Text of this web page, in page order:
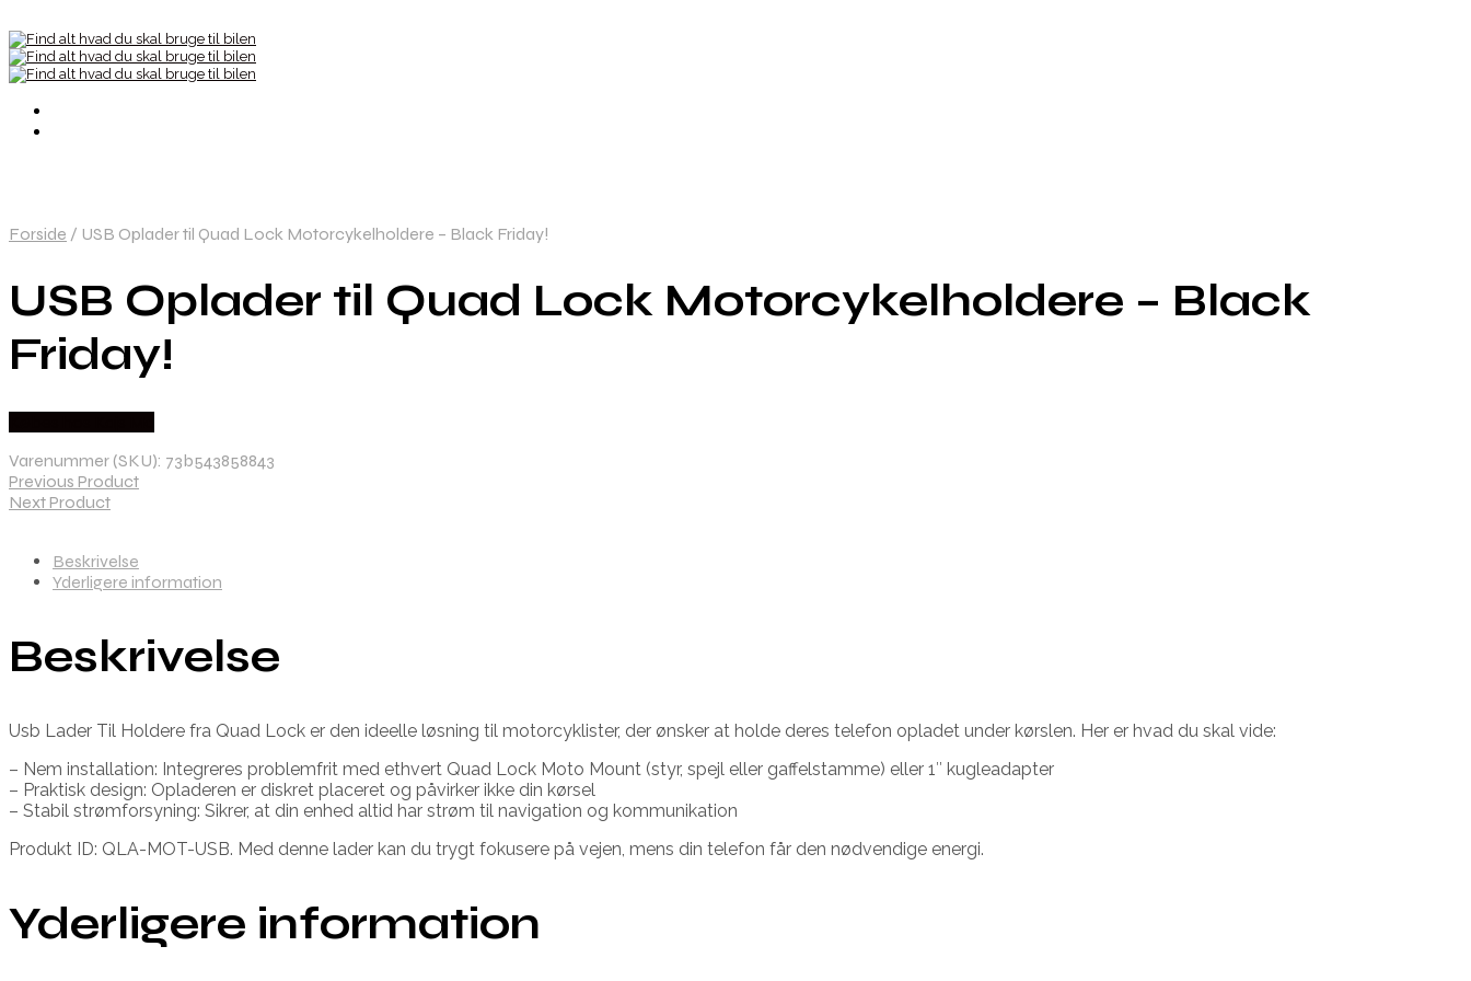
Forside / USB Oplader til Quad Lock Motorcykelholdere – Black Friday!
USB Oplader til Quad Lock Motorcykelholdere – Black
Friday!
Varenummer (SKU): 73b543858843
Previous Product
Next Product
Beskrivelse
Yderligere information
Beskrivelse
Usb Lader Til Holdere fra Quad Lock er den ideelle løsning til motorcyklister, der ønsker at holde deres telefon opladet under kørslen. Her er hvad du skal vide:
– Nem installation: Integreres problemfrit med ethvert Quad Lock Moto Mount (styr, spejl eller gaffelstamme) eller 1″ kugleadapter
– Praktisk design: Opladeren er diskret placeret og påvirker ikke din kørsel
– Stabil strømforsyning: Sikrer, at din enhed altid har strøm til navigation og kommunikation
Produkt ID: QLA-MOT-USB. Med denne lader kan du trygt fokusere på vejen, mens din telefon får den nødvendige energi.
Yderligere information